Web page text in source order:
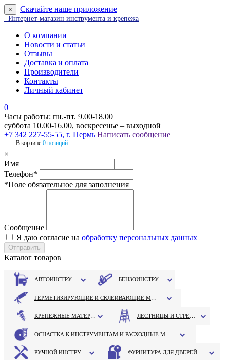
× Скачайте наше приложение
Интернет-магазин инструмента и крепежа
О компании
Новости и статьи
Отзывы
Доставка и оплата
Производители
Контакты
Личный кабинет
0
Часы работы: пн.-пт. 9.00-18.00
суббота 10.00-16.00, воскресенье – выходной
+7 342 227-55-55, г. Пермь Написать сообщение
В корзине 0 позиций
×
Имя
Телефон*
*Поле обязательное для заполнения
Сообщение
Я даю согласие на обработку персональных данных
Каталог товаров